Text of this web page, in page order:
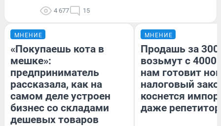
4 677 15
МНЕНИЕ
«Покупаешь кота в
мешке»:
предприниматель
рассказала, как на
самом деле устроен
бизнес со складами
дешевых товаров
МНЕНИЕ
Продашь за
возьмут с
нам готовит
налоговый
коснется
даже